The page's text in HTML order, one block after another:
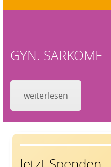
GYN. SARKOME
weiterlesen